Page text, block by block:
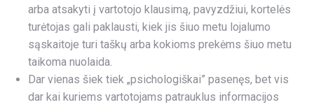
arba atsakyti į vartotojo klausimą, pavyzdžiui, kortelės
turėtojas gali paklausti, kiek jis šiuo metu lojalumo
sąskaitoje turi taškų arba kokioms prekėms šiuo metu
taikoma nuolaida.
Dar vienas šiek tiek „psichologiškai” pasenęs, bet vis
dar kai kuriems vartotojams patrauklus informacijos